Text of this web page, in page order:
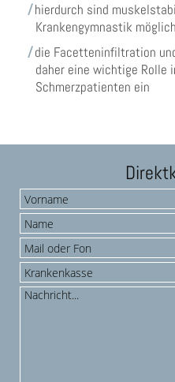
hierdurch sind
Krankengymnastik möglich
die Facetteninfiltration
daher eine wichtige Rolle
Schmerzpatienten ein